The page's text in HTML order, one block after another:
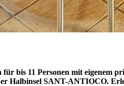
für bis 11 Personen mit
SANT-ANTIOCO.